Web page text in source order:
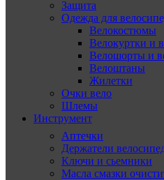
Защита
Одежда для
Велокостюмы
Велокуртки и
Велошорты и
Велоштаны
Жилетки
Очки вело
Шлемы
Инструмент
Аптечки
Держатели
Ключи и сьемники
Масла смазки